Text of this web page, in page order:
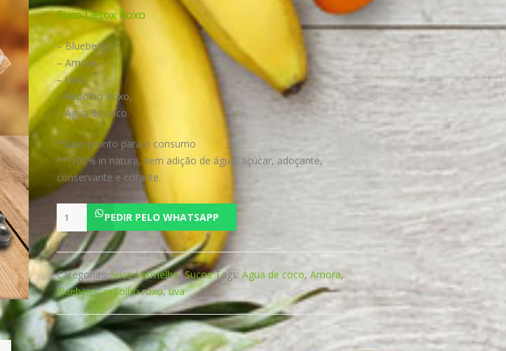
Suco Detox Roxo
– Blueberry,
– Amora,
– Uva,
– Repolho Roxo,
– Água de coco.
*Suco pronto para o consumo
** 100% in natura, sem adição de água, açúcar, adoçante,
conservante e corante.
quantidade
PEDIR PELO WHATSAPP
Categorias:Suco Vermelho,Sucos Tags: Água de coco, Amora,
blueberry,repolho roxo,uva